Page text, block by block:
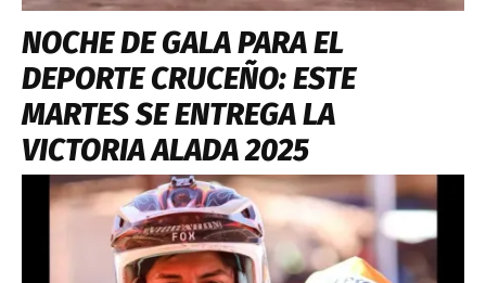
NOCHE DE GALA PARA EL
DEPORTE CRUCEÑO: ESTE
MARTES SE ENTREGA LA
VICTORIA ALADA 2025